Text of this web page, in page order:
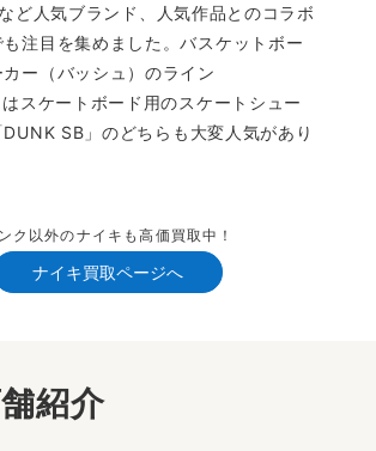
ど人気ブランド、人気作品とのコラボ
注目を集めました。バスケットボー
ー（バッシュ）のライン
はスケートボード用のスケートシュー
SB」のどちらも大変人気があり
ク以外のナイキも高価買取中！
ナイキ買取ページへ
紹介